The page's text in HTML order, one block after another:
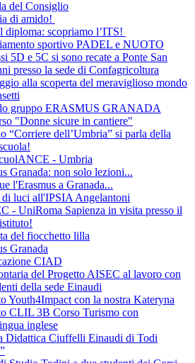
del Consiglio
di amido!
diploma: scopriamo l’ITS!
sportivo PADEL e NUOTO
5D e 5C si sono recate a Ponte San
presso la sede di Confagricoltura
alla scoperta del meraviglioso mondo
gruppo ERASMUS GRANADA
"Donne sicure in cantiere"
“Corriere dell’Umbria” si parla della
- Umbria
Granada: non solo lezioni...
l'Erasmus a Granada...
luci all'IPSIA Angelantoni
- UniRoma Sapienza in visita presso il
del fiocchetto lilla
Granada
CIAD
del Progetto AISEC al lavoro con
della sede Einaudi
Youth4Impact con la nostra Kateryna
CLIL 3B Corso Turismo con
inglese
Didattica Ciuffelli Einaudi di Todi